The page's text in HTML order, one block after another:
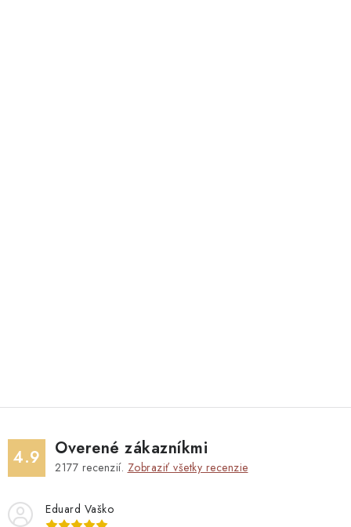
4.9 Overené zákazníkmi
2177 recenzií. Zobraziť všetky recenzie
Eduard Vaško